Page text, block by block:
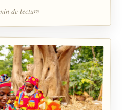
de lecture